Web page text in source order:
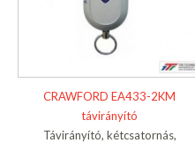
CRAWFORD EA433-2KM
távirányító
Távirányító, kétcsatornás,